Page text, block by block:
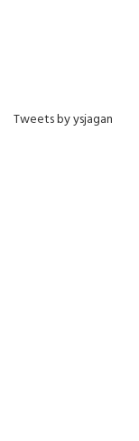
Tweets by ysjagan